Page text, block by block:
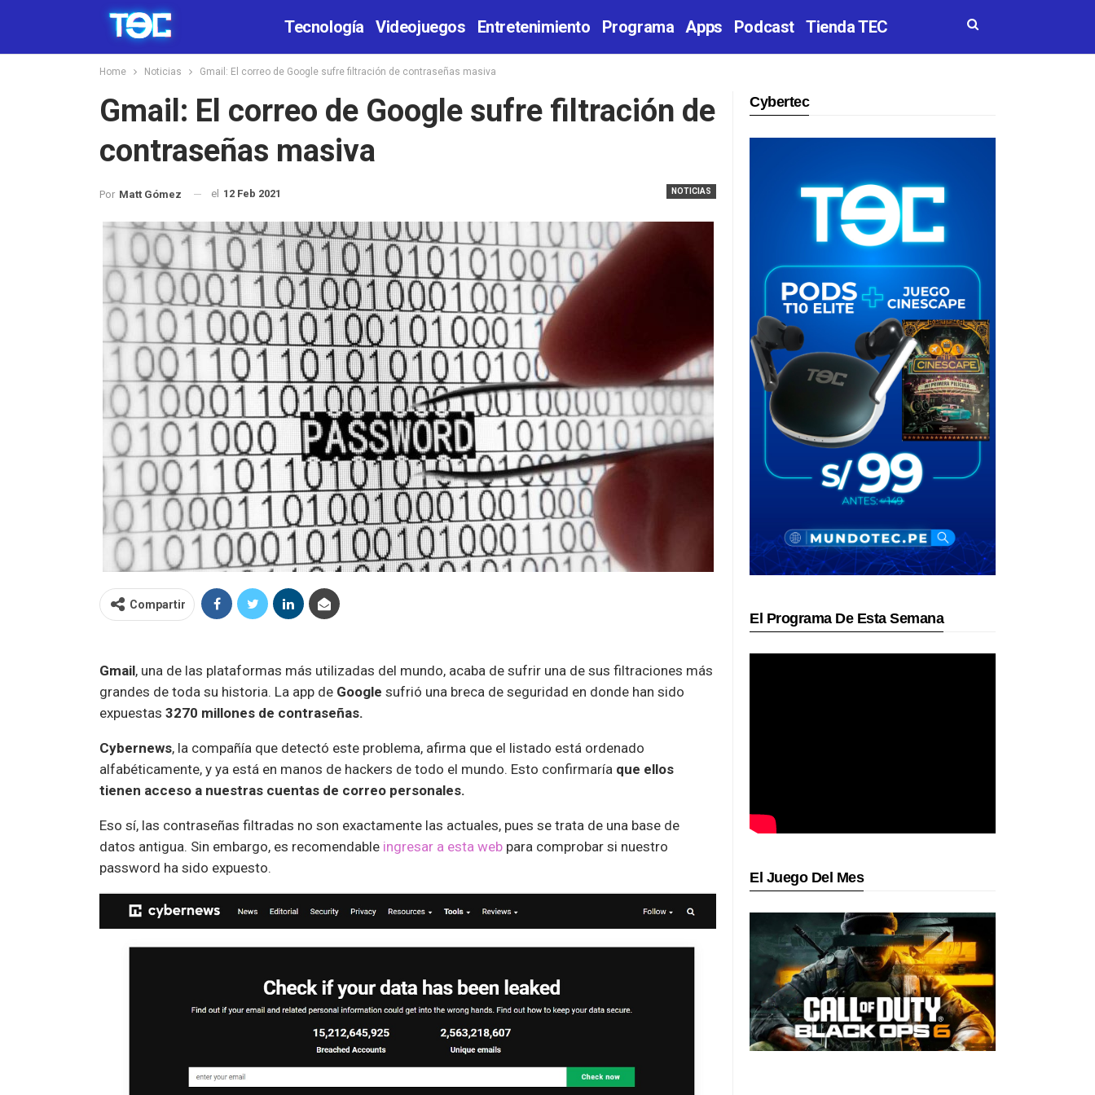
Tecnología Videojuegos Entretenimiento Programa Apps Podcast Tienda TEC
Home Noticias Gmail: El correo de Google sufre filtración de contraseñas masiva
Gmail: El correo de Google sufre filtración de
contraseñas masiva
NOTICIAS
Por Matt Gómez el 12 Feb 2021
Compartir
Gmail, una de las plataformas más utilizadas del mundo, acaba de sufrir una de sus filtraciones más
grandes de toda su historia. La app de Google sufrió una breca de seguridad en donde han sido
expuestas 3270 millones de contraseñas.
Cybernews, la compañía que detectó este problema, afirma que el listado está ordenado
alfabéticamente, y ya está en manos de hackers de todo el mundo. Esto confirmaría que ellos
tienen acceso a nuestras cuentas de correo personales.
Eso sí, las contraseñas filtradas no son exactamente las actuales, pues se trata de una base de
datos antigua. Sin embargo, es recomendable ingresar a esta web para comprobar si nuestro
password ha sido expuesto.
Cybertec
El Programa De Esta Semana
El Juego Del Mes